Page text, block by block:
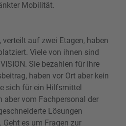
Mobilität.
auf zwei Etagen, haben
Viele von ihnen sind
Sie bezahlen für ihre
haben vor Ort aber kein
sich für ein Hilfsmittel
aber vom Fachpersonal der
Lösungen
es um Fragen zur